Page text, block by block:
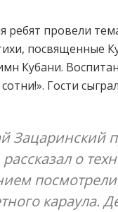
провели
посвященные
Кубани.
Гости
Зацаринский
о
караула.